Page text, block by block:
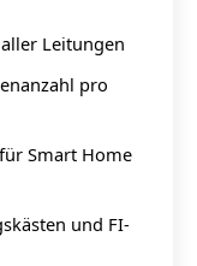
Leitungen
pro
Smart Home
und FI-